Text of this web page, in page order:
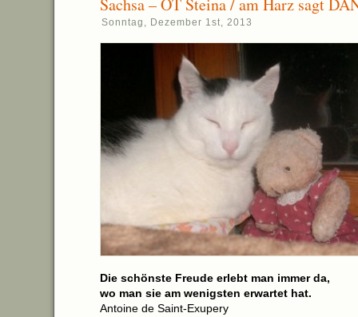
Sachsa – OT Steina / am Harz sagt
Sonntag, Dezember 1st, 2013
Die schönste Freude erlebt man immer da,
wo man sie am wenigsten erwartet hat.
Antoine de Saint-Exupery